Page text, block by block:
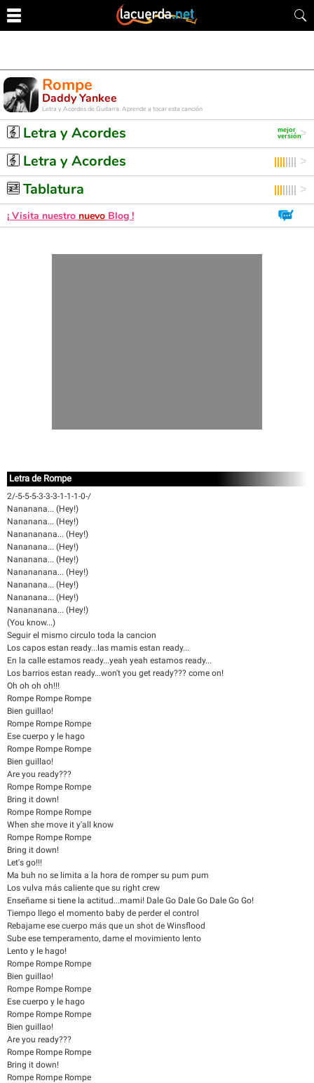
Rompe
Daddy Yankee
Letra y Acordes de Guitarra. Aprende a tocar esta canción
Letra y Acordes
Letra y Acordes
Tablatura
¡ Visita nuestro nuevo Blog !
Letra de Rompe
2/-5-5-5-3-3-3-1-1-1-0-/
Nananana... (Hey!)
Nananana... (Hey!)
Nanananana... (Hey!)
Nananana... (Hey!)
Nananana... (Hey!)
Nanananana... (Hey!)
Nananana... (Hey!)
Nananana... (Hey!)
Nanananana... (Hey!)
(You know...)
Seguir el mismo circulo toda la cancion
Los capos estan ready...las mamis estan ready...
En la calle estamos ready...yeah yeah estamos ready...
Los barrios estan ready...won't you get ready??? come on!
Oh oh oh oh!!!
Rompe Rompe Rompe
Bien guillao!
Rompe Rompe Rompe
Ese cuerpo y le hago
Rompe Rompe Rompe
Bien guillao!
Are you ready???
Rompe Rompe Rompe
Bring it down!
Rompe Rompe Rompe
When she move it y'all know
Rompe Rompe Rompe
Bring it down!
Let's go!!!
Ma buh no se limita a la hora de romper su pum pum
Los vulva más caliente que su right crew
Enseñame si tiene la actitud...mami! Dale Go Dale Go Dale Go Go!
Tiempo llego el momento baby de perder el control
Rebajame ese cuerpo más que un shot de Winsflood
Sube ese temperamento, dame el movimiento lento
Lento y le hago!
Rompe Rompe Rompe
Bien guillao!
Rompe Rompe Rompe
Ese cuerpo y le hago
Rompe Rompe Rompe
Bien guillao!
Are you ready???
Rompe Rompe Rompe
Bring it down!
Rompe Rompe Rompe